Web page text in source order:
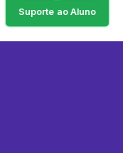
Suporte ao Aluno